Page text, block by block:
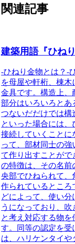
関連記事
建築用語『ひね
-ひねり金物とは？-
を母屋や軒桁、棟
金具です。構造上、
部分はいろいろとあ
つないだだけでは構
といった場合には、
接続していくことに
って、部材同士の強
て作り出すことがで
の特徴は、その名前
央部でひねられて、
作られているところ
どによって、使い分
うになっており、吹
と考え対応する物を
す。同等の認定を受
は、ハリケンタイや